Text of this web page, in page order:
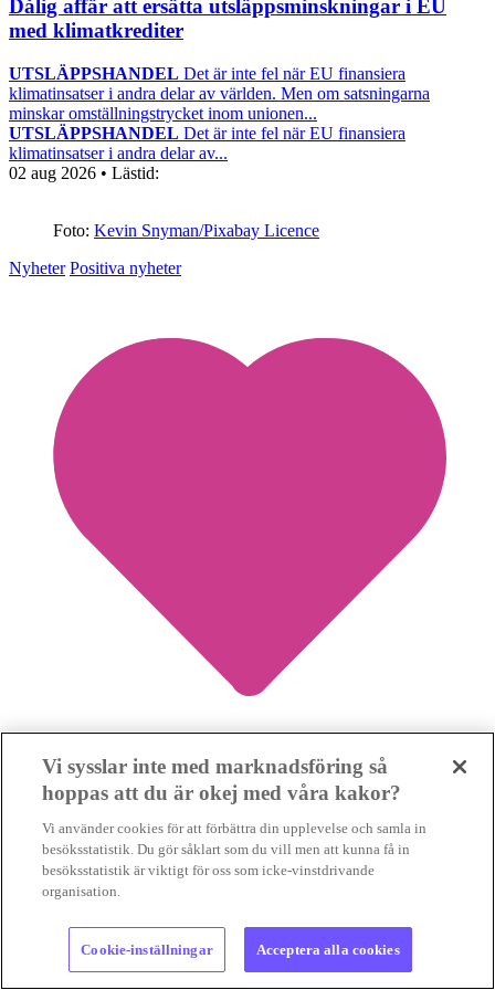
Dålig affär att ersätta utsläppsminskningar i EU
med klimatkrediter
UTSLÄPPSHANDEL Det är inte fel när EU finansiera
klimatinsatser i andra delar av världen. Men om satsningarna
minskar omställningstrycket inom unionen...
UTSLÄPPSHANDEL Det är inte fel när EU finansiera
klimatinsatser i andra delar av...
02 aug 2026 • Lästid:
Foto: Kevin Snyman/Pixabay Licence
Nyheter Positiva nyheter
”Därför stödjer vi klimatdemonstrationen”
KLIMATENGAGEMANGVarför stödjer Sveriges Konsumenter,
RFSU och Clowner utan gränser den stora klimatdemonstrationen?
29 jul 2026• Lästid:
Vi sysslar inte med marknadsföring så
hoppas att du är okej med våra kakor?
Vi använder cookies för att förbättra din upplevelse och samla in
besöksstatistik. Du gör såklart som du vill men att kunna få in
besöksstatistik är viktigt för oss som icke-vinstdrivande
organisation.
Cookie-inställningar Acceptera alla cookies